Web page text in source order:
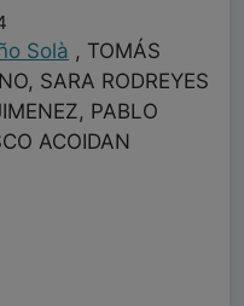
Solà , TOMÁS
SARA RODREYES
PABLO
ACOIDAN